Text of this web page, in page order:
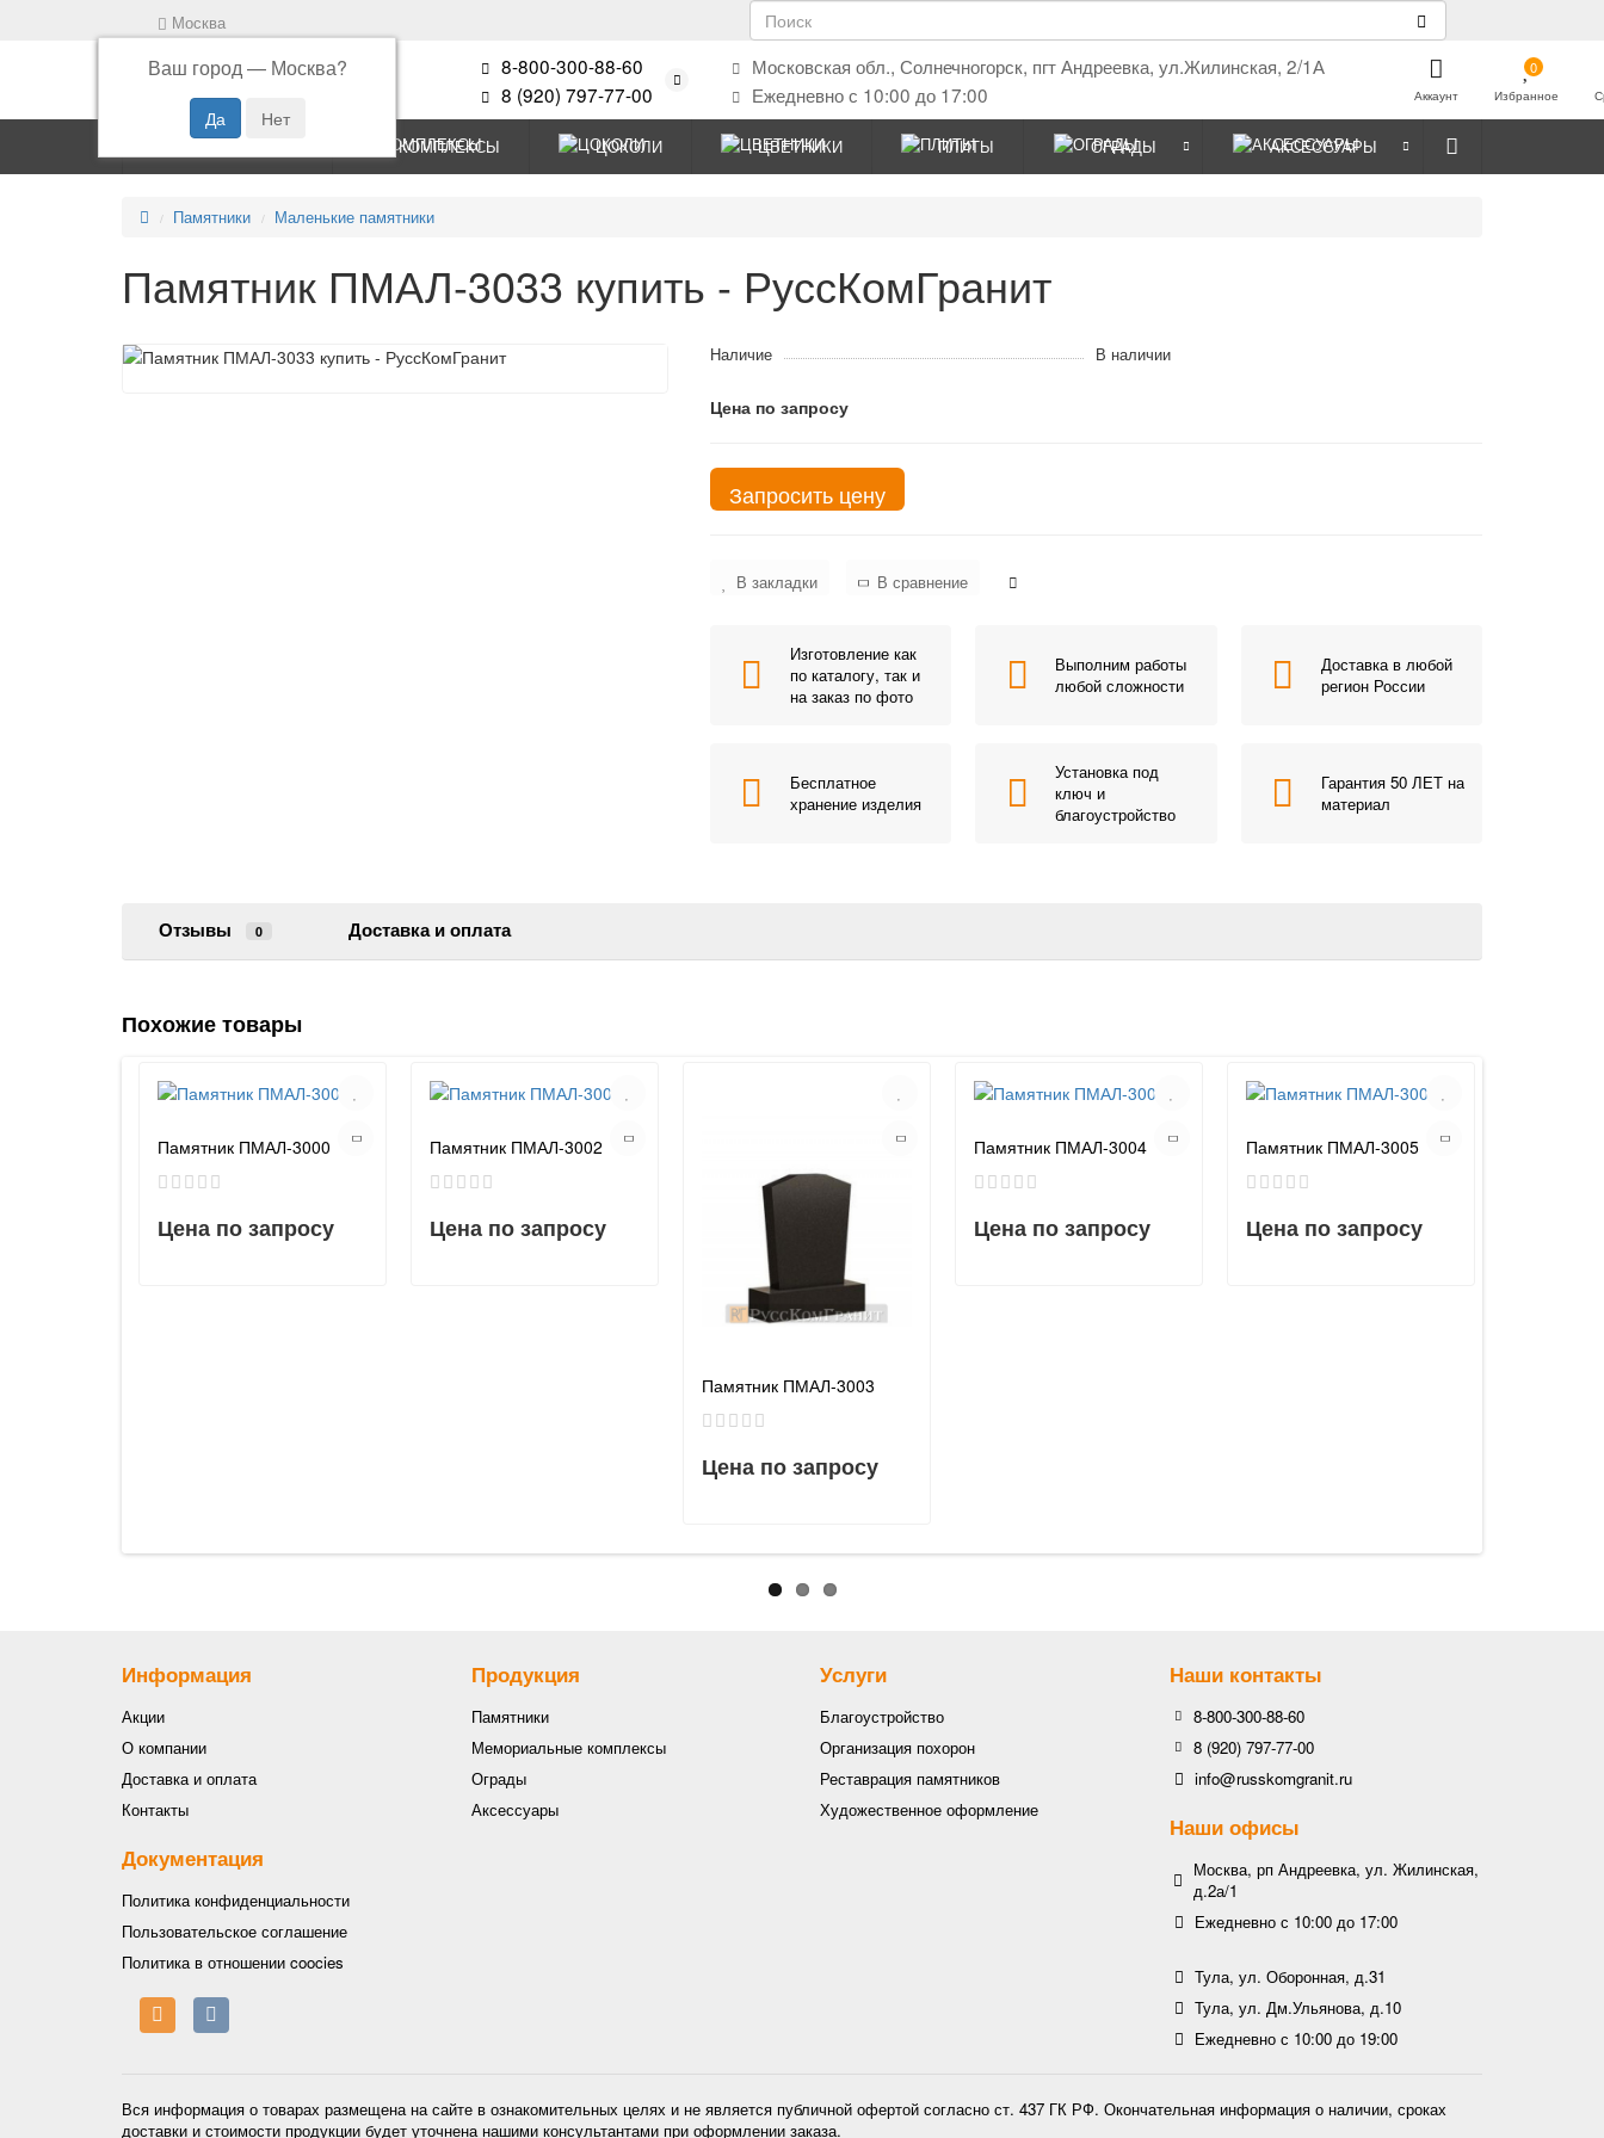
Москва
Ваш город — Москва?
8-800-300-88-60
8 (920) 797-77-00
Московская обл., Солнечногорск, пгт Андреевка, ул.Жилинская, 2/1А
Ежедневно с 10:00 до 17:00
Аккаунт
0
Избранное
КОМПЛЕКСЫ ЦОКОЛИ ЦВЕТНИКИ ПЛИТЫ ОГРАДЫ АКСЕССУАРЫ
Памятники Маленькие памятники
Памятник ПМАЛ-3033 купить - РуссКомГранит
Наличие В наличии
Цена по запросу
Запросить цену
В закладки В сравнение
Изготовление как
по каталогу, так и
на заказ по фото
Выполним работы
любой сложности
Доставка в любой
регион России
Бесплатное
хранение изделия
Установка под
ключ и
благоустройство
Гарантия 50 ЛЕТ на
материал
Отзывы 0 Доставка и оплата
Похожие товары
Памятник ПМАЛ-3000
Цена по запросу
Памятник ПМАЛ-3002
Цена по запросу
Памятник ПМАЛ-3003
Цена по запросу
Памятник ПМАЛ-3004
Цена по запросу
Памятник ПМАЛ-3005
Цена по запросу
Информация
Акции
О компании
Доставка и оплата
Контакты
Документация
Политика конфиденциальности
Пользовательское соглашение
Политика в отношении coocies
Продукция
Памятники
Мемориальные комплексы
Ограды
Аксессуары
Услуги
Благоустройство
Организация похорон
Реставрация памятников
Художественное оформление
Наши контакты
8-800-300-88-60
8 (920) 797-77-00
info@russkomgranit.ru
Наши офисы
Москва, рп Андреевка, ул. Жилинская,
д.2а/1
Ежедневно с 10:00 до 17:00
Тула, ул. Оборонная, д.31
Тула, ул. Дм.Ульянова, д.10
Ежедневно с 10:00 до 19:00
Вся информация о товарах размещена на сайте в ознакомительных целях и не является публичной офертой согласно ст. 437 ГК РФ. Окончательная информация о наличии, сроках
доставки и стоимости продукции будет уточнена нашими консультантами при оформлении заказа.